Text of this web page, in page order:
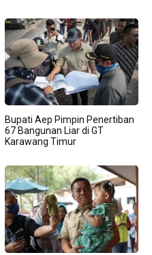
Bupati Aep Pimpin Penertiban
67 Bangunan Liar di GT
Karawang Timur